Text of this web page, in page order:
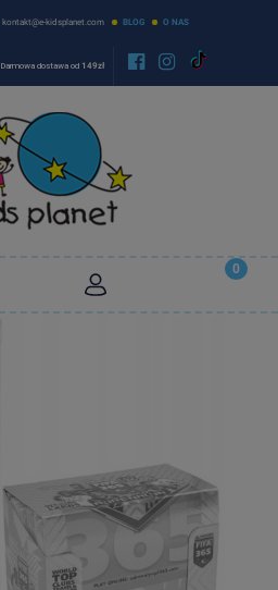
kontakt@e-kidsplanet.com BLOG O NAS
Darmowa dostawa od 149zł  